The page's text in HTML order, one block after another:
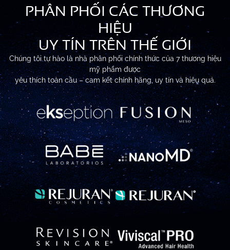
PHÂN PHỐI CÁC THƯƠNG
HIỆU
UY TÍN TRÊN THẾ GIỚI
Chúng tôi tự hào là nhà phân phối chính thức của 7 thương hiệu
mỹ phẩm được
yêu thích toàn cầu – cam kết chính hãng, uy tín và hiệu quả.